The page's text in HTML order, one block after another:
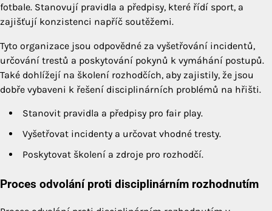
fotbale. Stanovují pravidla a předpisy, které řídí sport, a
zajišťují konzistenci napříč soutěžemi.
Tyto organizace jsou odpovědné za vyšetřování incidentů,
určování trestů a poskytování pokynů k vymáhání postupů.
Také dohlížejí na školení rozhodčích, aby zajistily, že jsou
dobře vybaveni k řešení disciplinárních problémů na hřišti.
Stanovit pravidla a předpisy pro fair play.
Vyšetřovat incidenty a určovat vhodné tresty.
Poskytovat školení a zdroje pro rozhodčí.
Proces odvolání proti disciplinárním rozhodnutím